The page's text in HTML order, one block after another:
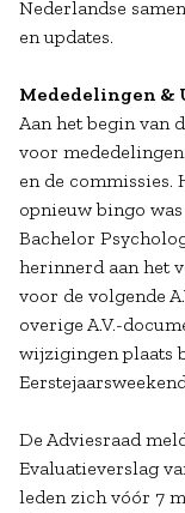
Nederlandse
en updates.
Mededelingen &
Aan het begin van
voor
en de commissies.
opnieuw bingo
Bachelor
herinnerd aan het
voor de volgende
overige A.V.-
wijzigingen plaats
De Adviesraad
Evaluatieverslag
leden zich vóór 7